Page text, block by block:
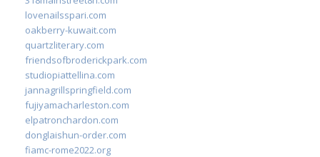
lovenailsspari.com
oakberry-kuwait.com
quartzliterary.com
friendsofbroderickpark.com
studiopiattellina.com
jannagrillspringfield.com
fujiyamacharleston.com
elpatronchardon.com
donglaishun-order.com
fiamc-rome2022.org